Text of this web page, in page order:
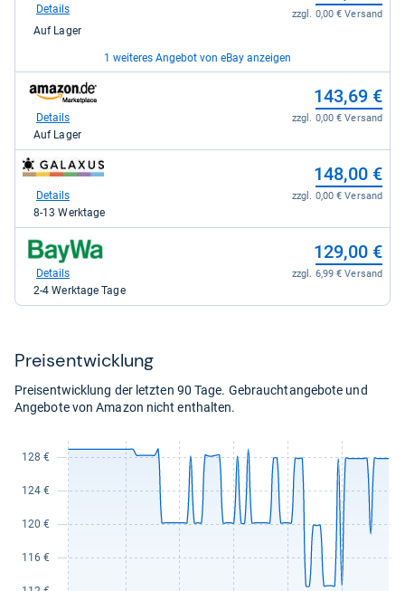
eBay
127,90
zzgl. 0,00 € Versand
Details
Auf Lager
1 weiteres Angebot von eBay anzeigen
zum
Shop:
eBay
236,82
kaufen.
236,82 €
zzgl. 5,90 € Versand
Details
Auf Lager
zum
Shop:
Amazon.de
143,69
kaufen.
143,69 €
zzgl. 0,00 € Versand
Details
Auf Lager
zum
Shop:
galaxus
148,00
kaufen.
148,00 €
zzgl. 0,00 € Versand
Details
8-13 Werktage
zum
Shop:
BayWa_AG
129,00 €
zzgl. 6,99 € Versand
Details
2-4 Werktage Tage
Preis­ent­wick­lung
Preisentwicklung der letzten 90 Tage. Gebrauchtangebote und
Angebote von Amazon nicht enthalten.